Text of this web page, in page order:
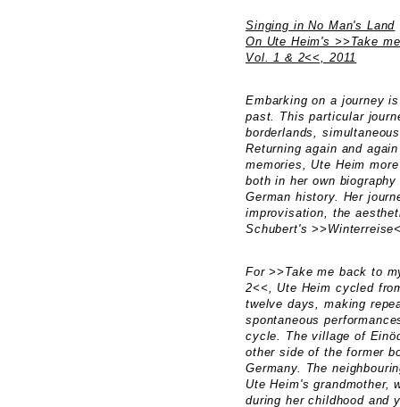
Singing in No Man's Land
On Ute Heim's >>Take
Vol. 1 & 2<<, 2011
Embarking on a journey
past. This particular
borderlands,
Returning again and
memories, Ute Heim
both in her own
German history. Her
improvisation, the
Schubert's
For >>Take me back to
2<<, Ute Heim cycled
twelve days, making
spontaneous
cycle. The village of
other side of the former
Germany. The
Ute Heim's grandmother,
during her childhood and